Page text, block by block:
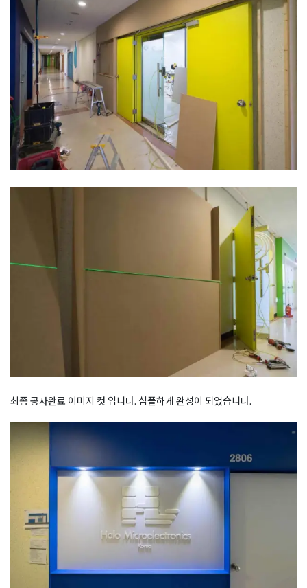
최종 공사완료 이미지 컷 입니다. 심플하게 완성이 되었습니다.